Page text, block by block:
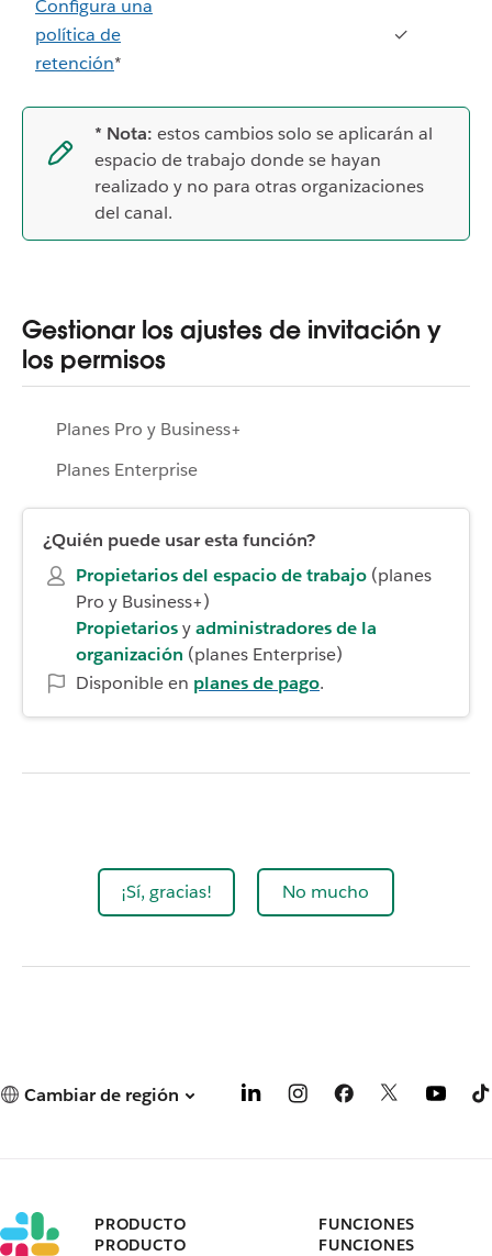
Configura una
política de
retención*
✓
* Nota: estos cambios solo se aplicarán al
espacio de trabajo donde se hayan
realizado y no para otras organizaciones
del canal.
Gestionar los ajustes de invitación y
los permisos
Planes Pro y Business+
Planes Enterprise
¿Quién puede usar esta función?
Propietarios del espacio de trabajo (planes
Pro y Business+)
Propietariosyadministradores de la
organización (planes Enterprise)
Disponible en planes de pago.
¡Sí, gracias! No mucho
Cambiar de región
PRODUCTO
PRODUCTO
FUNCIONES
FUNCIONES